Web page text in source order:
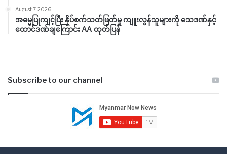
August 7, 2026
အဓမ္မပြုကျင့်ပြီး နှိပ်စက်သတ်ဖြတ်မှု ကျူးလွန်သူများကို သေဒဏ်နှင့်
ထောင်ဒဏ်ချကြောင်း AA ထုတ်ပြန်
Subscribe to our channel